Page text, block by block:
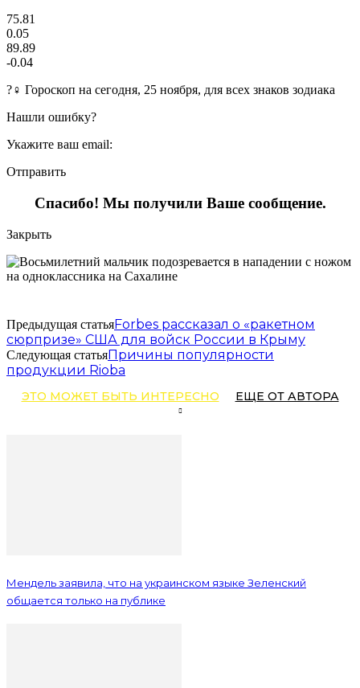
75.81
0.05
89.89
-0.04
?‍♀ Гороскоп на сегодня, 25 ноября, для всех знаков зодиака
Нашли ошибку?
Укажите ваш email:
Отправить
Спасибо! Мы получили Ваше сообщение.
Закрыть
Предыдущая статьяForbes рассказал о «ракетном
сюрпризе» США для войск России в Крыму
Следующая статьяПричины популярности
продукции Rioba
ЭТО МОЖЕТ БЫТЬ ИНТЕРЕСНО ЕЩЕ ОТ АВТОРА
Мендель заявила, что на украинском языке Зеленский
общается только на публике